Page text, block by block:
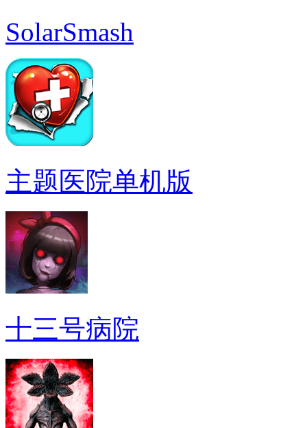
SolarSmash
主题医院单机版
十三号病院